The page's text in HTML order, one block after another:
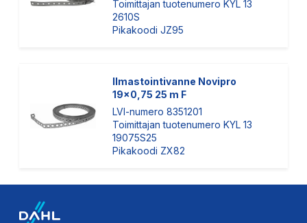
Toimittajan tuotenumero KYL 13
2610S
Pikakoodi JZ95
Ilmastointivanne Novipro
19x0,75 25 m F
LVI-numero 8351201
Toimittajan tuotenumero KYL 13
19075S25
Pikakoodi ZX82